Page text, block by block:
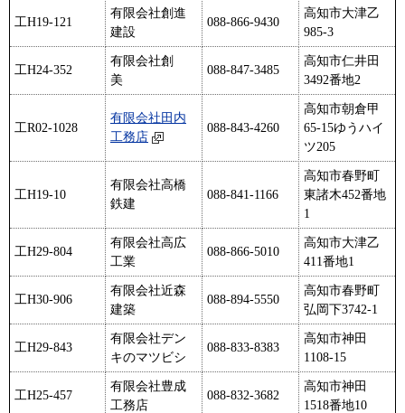
工H19-121
有限会社創進
建設
088-866-9430
高知市大津乙
985-3
工H24-352
有限会社創
美
088-847-3485
高知市仁井田
3492番地2
工R02-1028
有限会社田内
工務店
088-843-4260
高知市朝倉甲
65-15ゆうハイ
ツ205
工H19-10
有限会社高橋
鉄建
088-841-1166
高知市春野町
東諸木452番地
1
工H29-804
有限会社高広
工業
088-866-5010
高知市大津乙
411番地1
工H30-906
有限会社近森
建築
088-894-5550
高知市春野町
弘岡下3742-1
工H29-843
有限会社デン
キのマツビシ
088-833-8383
高知市神田
1108-15
工H25-457
有限会社豊成
工務店
088-832-3682
高知市神田
1518番地10